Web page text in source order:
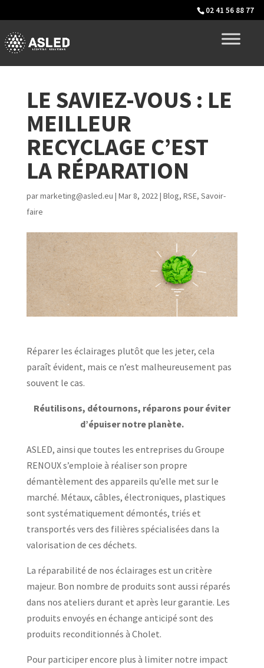
02 41 56 88 77
LE SAVIEZ-VOUS : LE
MEILLEUR
RECYCLAGE C’EST
LA RÉPARATION
parmarketing@asled.eu | Mar 8, 2022| Blog, RSE, Savoir-
faire
Réparer les éclairages plutôt que les jeter, cela
paraît évident, mais ce n’est malheureusement pas
souvent le cas.
Réutilisons, détournons, réparons pour éviter
d’épuiser notre planète.
ASLED, ainsi que toutes les entreprises du Groupe
RENOUX s’emploie à réaliser son propre
démantèlement des appareils qu’elle met sur le
marché. Métaux, câbles, électroniques, plastiques
sont systématiquement démontés, triés et
transportés vers des filières spécialisées dans la
valorisation de ces déchets.
La réparabilité de nos éclairages est un critère
majeur. Bon nombre de produits sont aussi réparés
dans nos ateliers durant et après leur garantie. Les
produits envoyés en échange anticipé sont des
produits reconditionnés à Cholet.
Pour participer encore plus à limiter notre impact